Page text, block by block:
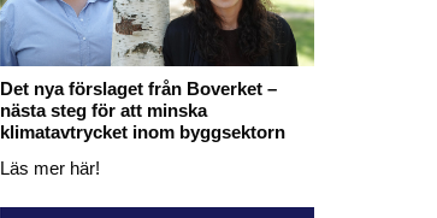
Det nya förslaget från Boverket –
nästa steg för att minska
klimatavtrycket inom byggsektorn
Läs mer här!